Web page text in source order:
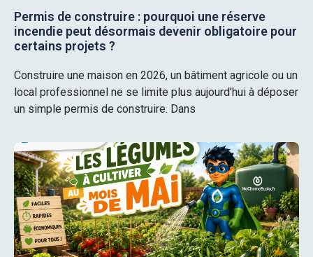
Permis de construire : pourquoi une réserve
incendie peut désormais devenir obligatoire pour
certains projets ?
Construire une maison en 2026, un bâtiment agricole ou un
local professionnel ne se limite plus aujourd’hui à déposer
un simple permis de construire. Dans